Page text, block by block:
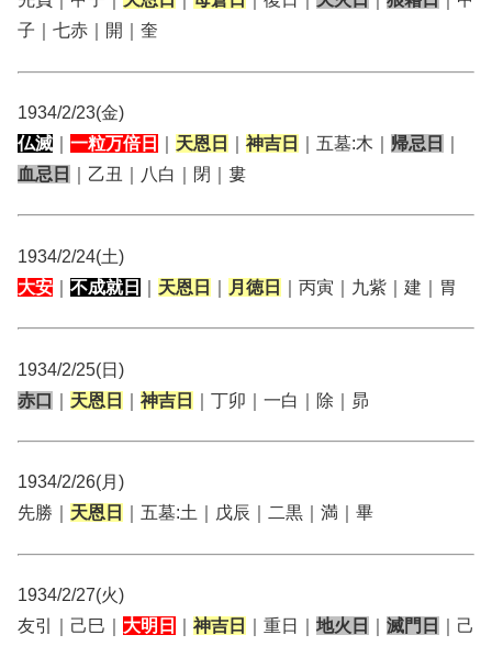
子｜七赤｜開｜奎
1934/2/23(金)
仏滅
一粒万倍日 天恩日 神吉日 ｜五墓:木｜ 帰忌日
血忌日
｜乙丑｜八白｜閉｜婁
1934/2/24(土)
大安
不成就日 天恩日 月徳日 ｜丙寅｜九紫｜建｜胃
1934/2/25(日)
赤口
天恩日 神吉日 ｜丁卯｜一白｜除｜昴
1934/2/26(月)
先勝｜ 天恩日 ｜五墓:土｜戊辰｜二黒｜満｜畢
1934/2/27(火)
友引｜己巳｜ 大明日 神吉日 ｜重日｜ 地火日 滅門日
｜己